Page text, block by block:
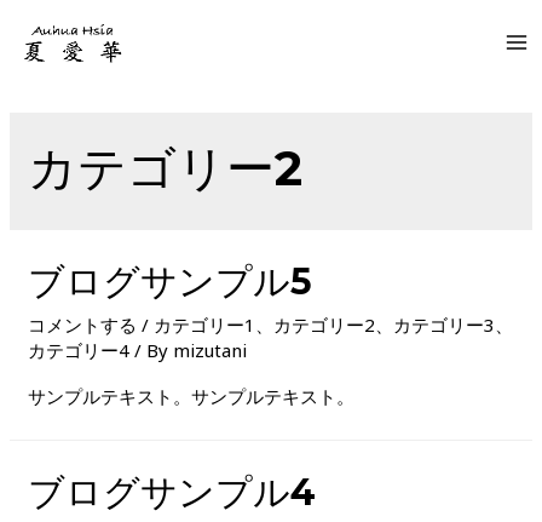
カテゴリー2
ブログサンプル5
コメントする / カテゴリー1 、 カテゴリー2、 カテゴリー3 、
カテゴリー4 / By mizutani
サンプルテキスト。サンプルテキスト。
ブログサンプル4